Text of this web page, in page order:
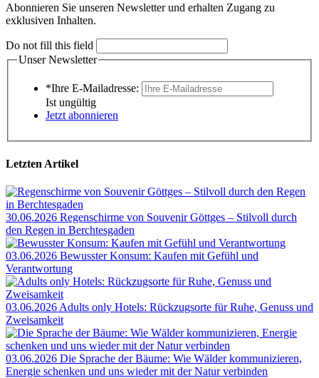
Abonnieren Sie unseren Newsletter und erhalten Zugang zu
exklusiven Inhalten.
Do not fill this field
Unser Newsletter
*Ihre E-Mailadresse:
Ist ungültig
Jetzt abonnieren
Letzten Artikel
30.06.2026 Regenschirme von Souvenir Göttges – Stilvoll durch
den Regen in Berchtesgaden
03.06.2026 Bewusster Konsum: Kaufen mit Gefühl und
Verantwortung
03.06.2026 Adults only Hotels: Rückzugsorte für Ruhe, Genuss und
Zweisamkeit
03.06.2026 Die Sprache der Bäume: Wie Wälder kommunizieren,
Energie schenken und uns wieder mit der Natur verbinden